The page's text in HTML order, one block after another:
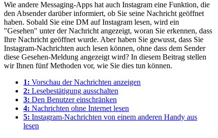
Wie andere Messaging-Apps hat auch Instagram eine Funktion, die
den Absender darüber informiert, ob Sie seine Nachricht geöffnet
haben. Sobald Sie eine DM auf Instagram lesen, wird ein
"Gesehen" unter der Nachricht angezeigt, woran Sie erkennen, dass
Ihre Nachricht geöffnet wurde. Aber haben Sie gewusst, dass Sie
Instagram-Nachrichten auch lesen können, ohne dass dem Sender
diese Gesehen-Meldung angezeigt wird? In diesem Beitrag stellen
wir Ihnen fünf Methoden vor, wie Sie dies tun können.
1: Vorschau der Nachrichten anzeigen
2: Lesebestätigung ausschalten
3: Den Benutzer einschränken
4: Nachrichten ohne Internet lesen
5: Instagram-Nachrichten von einem anderen Handy aus
lesen